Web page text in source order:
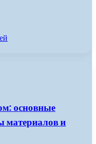
основные
материалов и